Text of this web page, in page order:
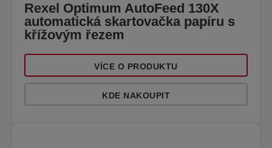
Rexel Optimum AutoFeed 130X
automatická skartovačka papíru s
křížovým řezem
VÍCE O PRODUKTU
KDE NAKOUPIT